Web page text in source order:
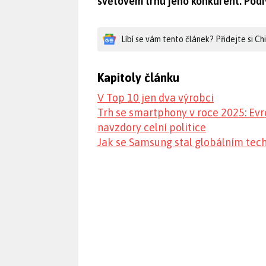
Líbí se vám tento článek? Přidejte si
Kapitoly článku
V Top 10 jen dva výrobci
Trh se smartphony v roce 2025:
navzdory celní politice
Jak se Samsung stal globálním